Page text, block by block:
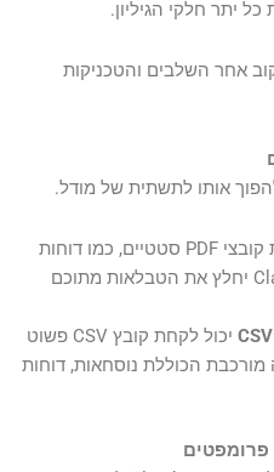
יתר חלקי הגיליון.
אחר השלבים והטכניקות
ניתן להעלות קובצי PDF סטטיים, כמו דוחות
כספיים או חשבוניות, ו-Claude יחלץ את הטבלאות מתוכם
Claude יכול לקחת קובץ CSV פשוט
מורכבת הכוללת נוסחאות, דוחות